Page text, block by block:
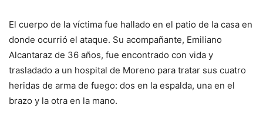
El cuerpo de la víctima fue hallado en el patio de la casa en
donde ocurrió el ataque. Su acompañante, Emiliano
Alcantaraz de 36 años, fue encontrado con vida y
trasladado a un hospital de Moreno para tratar sus cuatro
heridas de arma de fuego: dos en la espalda, una en el
brazo y la otra en la mano.